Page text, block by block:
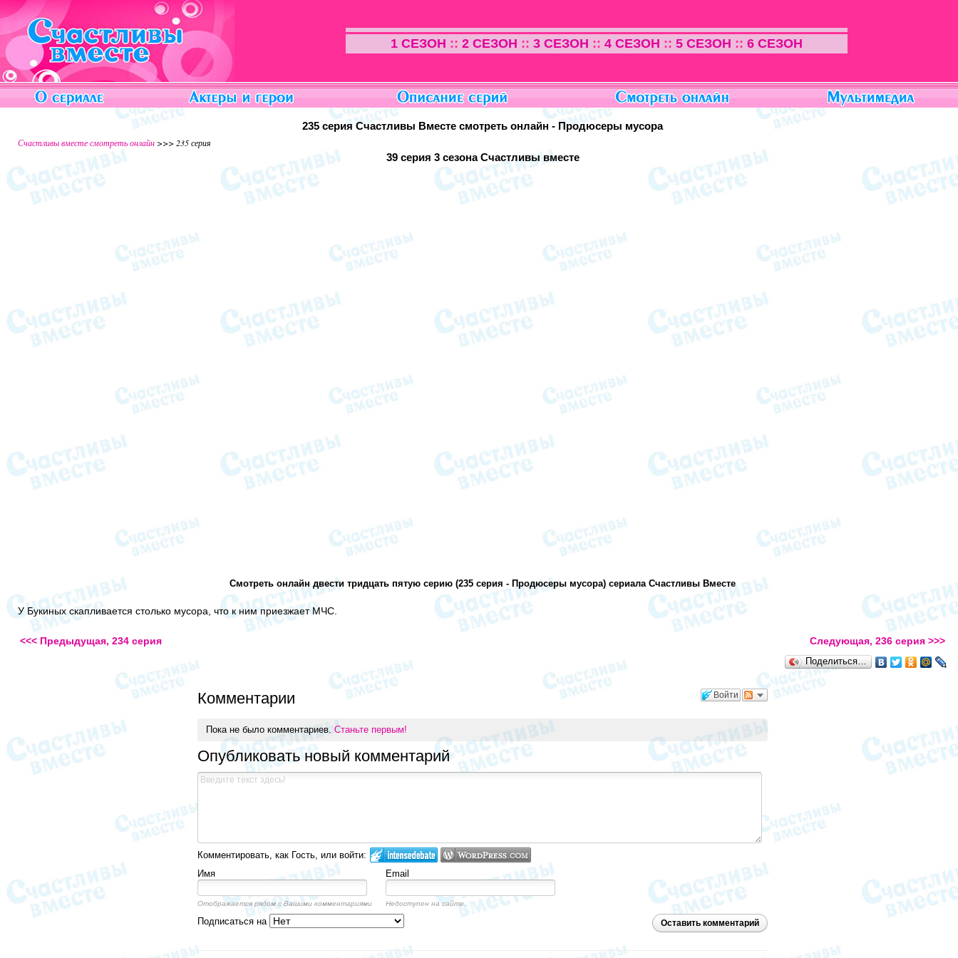
1 СЕЗОН :: 2 СЕЗОН :: 3 СЕЗОН :: 4 СЕЗОН :: 5 СЕЗОН :: 6 СЕЗОН
235 серия Счастливы Вместе смотреть онлайн - Продюсеры мусора
Счастливы вместе смотреть онлайн>>> 235 серия
39 серия 3 сезона Счастливы вместе
Смотреть онлайн двести тридцать пятую серию (235 серия - Продюсеры мусора) сериала Счастливы Вместе
У Букиных скапливается столько мусора, что к ним приезжает МЧС.
<<< Предыдущая, 234 серия Следующая, 236 серия >>>
Поделиться…
Войти
Комментарии
Пока не было комментариев. Станьте первым!
Опубликовать новый комментарий
Комментировать, как Гость, или войти:
Имя
Email
Отображается рядом с Вашими комментариями Недоступен на сайте.
Оставить комментарий
Подписаться на